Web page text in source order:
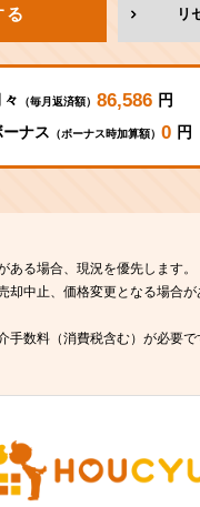
る リ
々 （毎月返済額） 86,586 円
ーナス （ボーナス時加算額） 0 円
ある場合、現況を優先します。
却中止、価格変更となる場合
手数料（消費税含む）が必要で